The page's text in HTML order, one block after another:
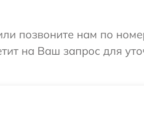
позвоните нам по
на Ваш запрос для